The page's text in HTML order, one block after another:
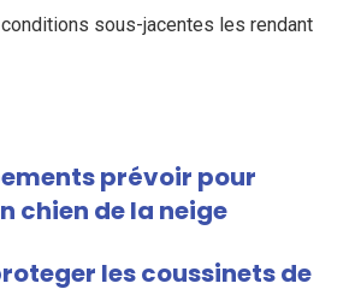
sous-jacentes les rendant
prévoir pour
chien de la neige
les coussinets de